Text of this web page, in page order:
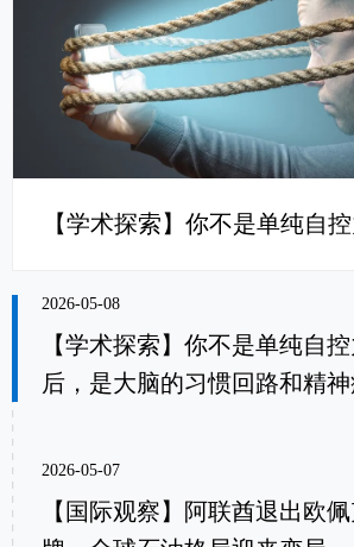
2026-05-08
【学术探索】你不是单纯自
后，是大脑的习惯回路和精
2026-05-07
【国际观察】阿联酋退出欧